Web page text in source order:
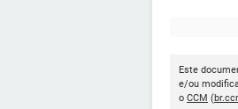
Este
e/ou
o CCM (